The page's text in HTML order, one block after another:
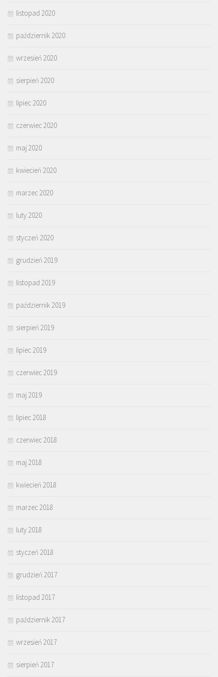
listopad 2020
październik 2020
wrzesień 2020
sierpień 2020
lipiec 2020
czerwiec 2020
maj 2020
kwiecień 2020
marzec 2020
luty 2020
styczeń 2020
grudzień 2019
listopad 2019
październik 2019
sierpień 2019
lipiec 2019
czerwiec 2019
maj 2019
lipiec 2018
czerwiec 2018
maj 2018
kwiecień 2018
marzec 2018
luty 2018
styczeń 2018
grudzień 2017
listopad 2017
październik 2017
wrzesień 2017
sierpień 2017